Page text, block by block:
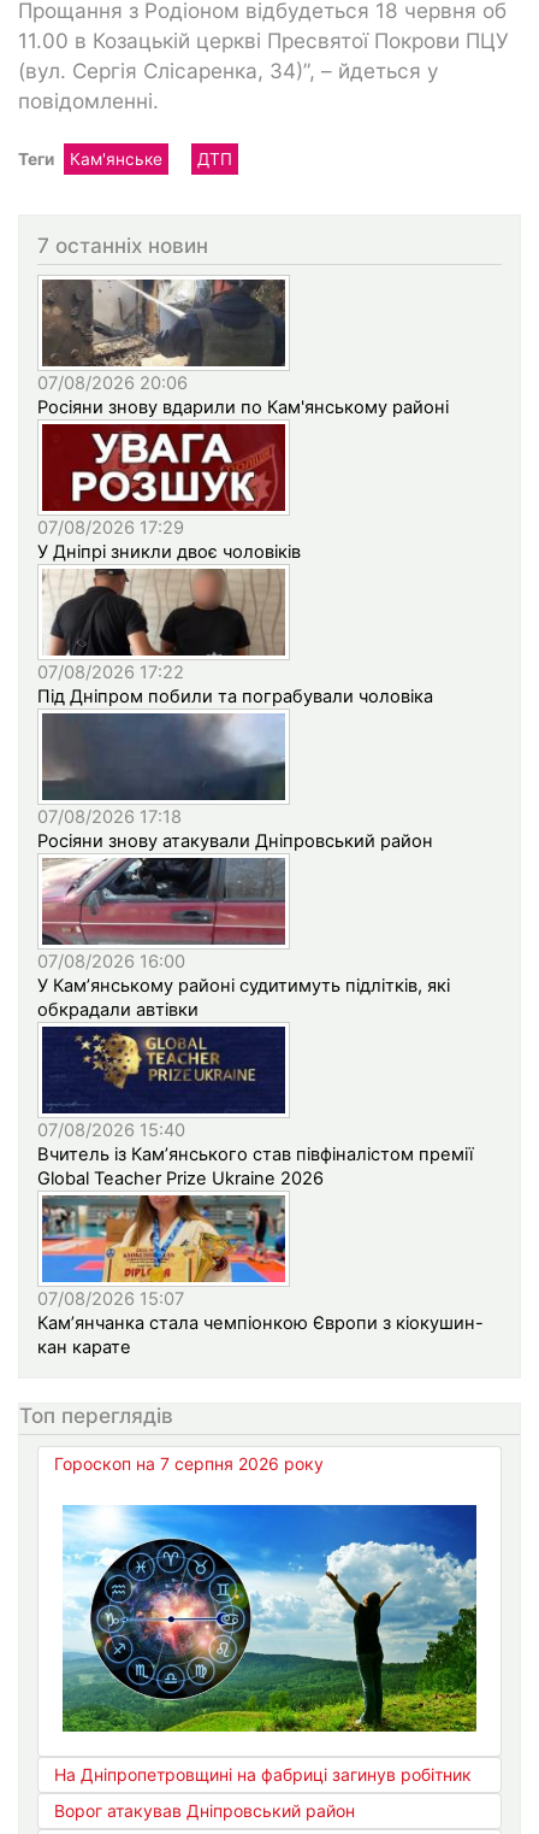
Прощання з Родіоном відбудеться 18 червня об
11.00 в Козацькій церкві Пресвятої Покрови ПЦУ
(вул. Сергія Слісаренка, 34)”, – йдеться у
повідомленні.
Теги Кам'янське ДТП
7 останніх новин
07/08/2026 20:06
Росіяни знову вдарили по Кам'янському районі
07/08/2026 17:29
У Дніпрі зникли двоє чоловіків
07/08/2026 17:22
Під Дніпром побили та пограбували чоловіка
07/08/2026 17:18
Росіяни знову атакували Дніпровський район
07/08/2026 16:00
У Кам’янському районі судитимуть підлітків, які
обкрадали автівки
07/08/2026 15:40
Вчитель із Кам’янського став півфіналістом премії
Global Teacher Prize Ukraine 2026
07/08/2026 15:07
Кам’янчанка стала чемпіонкою Європи з кіокушин-
кан карате
Топ переглядів
Гороскоп на 7 серпня 2026 року
На Дніпропетровщині на фабриці загинув робітник
Ворог атакував Дніпровський район